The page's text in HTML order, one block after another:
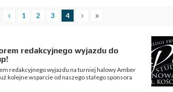
1 2 3 4
redakcyjnego wyjazdu do
redakcyjnego wyjazdu na turniej halowy Amber
kolejne wsparcie od naszego stałego sponsora